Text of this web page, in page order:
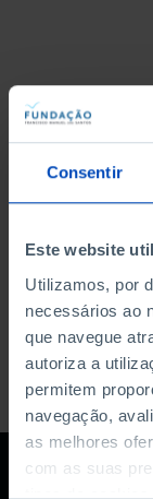
Consentir
Este website
Utilizamos, por
necessários ao
que navegue
autoriza a
permitem
navegação,
as melhores
com as suas
tipos de
Ainda
Inicie aqui